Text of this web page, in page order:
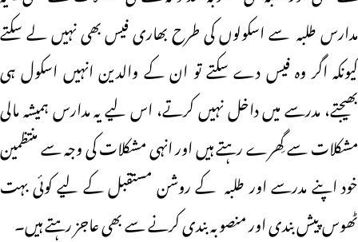
مدارس طلبہ سے اسکولوں کی طرح بھاری فیس بھی نہیں لے سکتے
کیونکہ اگر وہ فیس دے سکتے تو ان کے والدین انہیں اسکول ہی
بھیجتے، مدرسے میں داخل نہیں کرتے، اس لیے یہ مدارس ہمیشہ مالی
مشکلات سے گِھرے رہتے ہیں اور انہی مشکلات کی وجہ سے منتظمین
خود اپنے مدرسے اور طلبہ کے روشن مستقبل کے لیے کوئی بہت
ٹھوس پیش بندی اور منصوبہ بندی کرنے سے بھی عاجز رہتے ہیں۔